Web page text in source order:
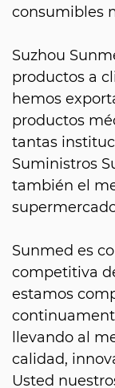
consumibles
Suzhou
productos a
hemos
productos
tantas
Suministros
también el
Sunmed es
competitiva
estamos
llevando al
calidad,
Usted